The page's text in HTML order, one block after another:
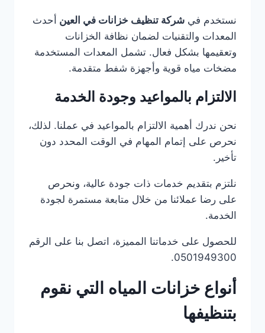
نستخدم في شركة تنظيف خزانات في العين أحدث
المعدات والتقنيات لضمان نظافة الخزانات
وتعقيمها بشكل فعال. تشمل المعدات المستخدمة
مضخات مياه قوية وأجهزة شفط متقدمة.
الالتزام بالمواعيد وجودة الخدمة
نحن ندرك أهمية الالتزام بالمواعيد في عملنا. لذلك،
نحرص على إتمام المهام في الوقت المحدد دون
تأخير.
نلتزم بتقديم خدمات ذات جودة عالية، ونحرص
على رضا عملائنا من خلال متابعة مستمرة لجودة
الخدمة.
للحصول على خدماتنا المميزة، اتصل بنا على الرقم
0501949300.
أنواع خزانات المياه التي نقوم
بتنظيفها